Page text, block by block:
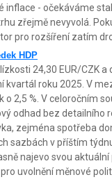
inflace - očekáváme
zřejmě nevyvolá.
pro rozšíření zatím
HDP
24,30 EUR/CZK
kvartál roku 2025. V
o 2,5 %. V celoročním
odhad bez detailního
zejména spotřeba
sazbách v příštím
najevo svou
uvolnění měnové